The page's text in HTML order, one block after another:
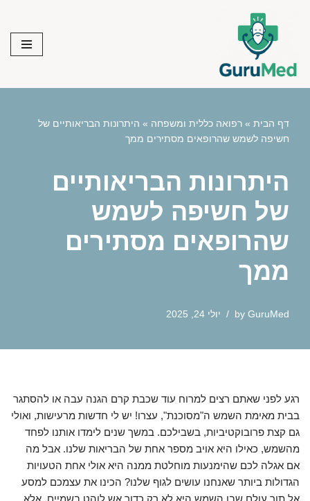
content
דף הבית » רפואה כללית ומשפחה » היתרונות הבריאותיים של
חשיפה לשמש שהרופאים מסתירים ממך
היתרונות הבריאותיים
של חשיפה לשמש
שהרופאים מסתירים
ממך
by GuruMed יולי 24, 2025
רגע לפני שאתם רצים למרוח עוד שכבת קרם הגנה עבה או להסתגר
בבית מאימת השמש ה"מסוכנת", עצרו! יש לי חדשות מרעישות, ואולי
גם קצת פרובוקטיביות, בשבילכם. במשך שנים לימדו אותנו לפחד
מהשמש, כאילו היא אויב מספר אחת של הבריאות שלנו. אבל מה
אם אגלה לכם שהימנעות מוחלטת ממנה היא אולי אחת הטעויות
הגדולות ביותר שאנחנו עושים לגוף שלנו? הכינו את עצמכם למסע
אל תוך עולם שבו השמש היא לא רק כדור אש לוהט בשמיים, אלא